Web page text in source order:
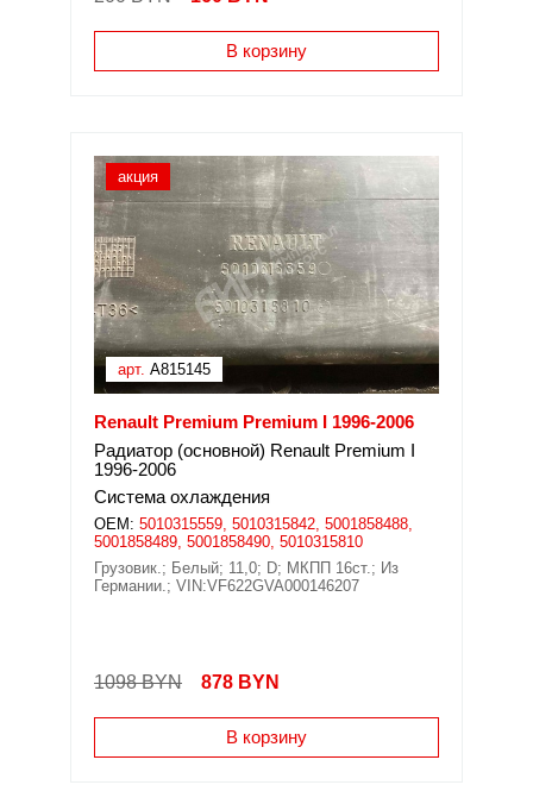
В корзину
акция
арт. A815145
Renault Premium Premium I 1996-2006
Радиатор (основной) Renault Premium I
1996-2006
Система охлаждения
OEM: 5010315559, 5010315842, 5001858488,
5001858489, 5001858490, 5010315810
Грузовик.; Белый; 11,0; D; МКПП 16ст.; Из
Германии.; VIN:VF622GVA000146207
1098 BYN 878 BYN
В корзину